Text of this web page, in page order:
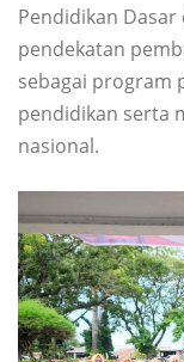
Pendidikan
pendekatan
sebagai program
pendidikan serta
nasional.